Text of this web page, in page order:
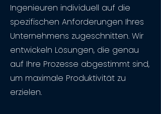
Ingenieuren individuell auf die
spezifischen Anforderungen Ihres
Unternehmens zugeschnitten. Wir
entwickeln Lösungen, die genau
auf Ihre Prozesse abgestimmt sind,
um maximale Produktivität zu
erzielen.